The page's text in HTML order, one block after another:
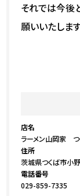
それでは今後
願いいたします
店名
ラーメン山岡家
住所
茨城県つくば市小
電話番号
029-859-7335